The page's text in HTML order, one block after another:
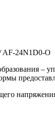
AF-24N1D0-O
–